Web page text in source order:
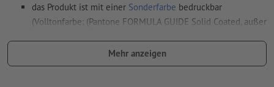
das Produkt ist mit einer Sonderfarbe bedruckbar
(Volltonfarbe: (Pantone FORMULA GUIDE Solid Coated, außer
das Trägermaterial kann beimDruck mit weißer Farbe
Mehr anzeigen